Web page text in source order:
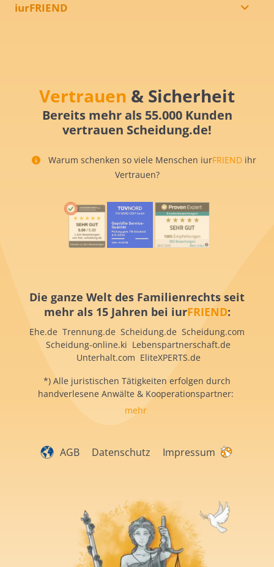
iurFRIEND
Vertrauen & Sicherheit
Bereits mehr als 55.000 Kunden
vertrauen Scheidung.de!
Warum schenken so viele Menschen iurFRIEND ihr
Vertrauen?
Die ganze Welt des Familienrechts seit
mehr als 15 Jahren bei iurFRIEND:
Ehe.de Trennung.de Scheidung.de Scheidung.com
Scheidung-online.ki Lebenspartnerschaft.de
Unterhalt.com EliteXPERTS.de
*) Alle juristischen Tätigkeiten erfolgen durch
handverlesene Anwälte & Kooperationspartner:
mehr
AGB Datenschutz Impressum